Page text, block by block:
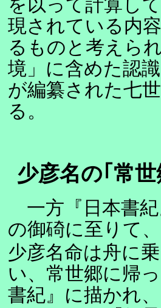
を以って計算し
現されている内
るものと考えら
境」に含めた認
が編纂された七
る。
少彦名の｢常
一方『日本書紀
の御碕に至りて
少彦名命は舟に
い、常世郷に帰
書紀』に描かれ